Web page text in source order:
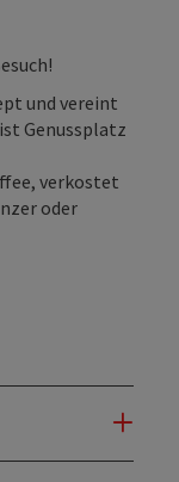
und vereint
Genussplatz
verkostet
oder